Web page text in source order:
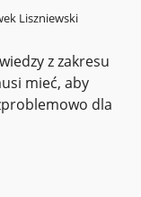
Liszniewski
z zakresu
mieć, aby
dla